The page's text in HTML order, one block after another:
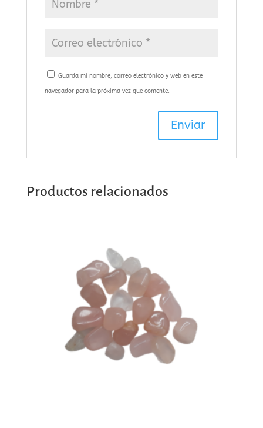
Guarda mi nombre, correo electrónico y web en este
navegador para la próxima vez que comente.
Productos relacionados